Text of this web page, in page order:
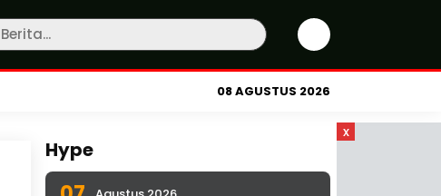
08 AGUSTUS 2026
x
Hype